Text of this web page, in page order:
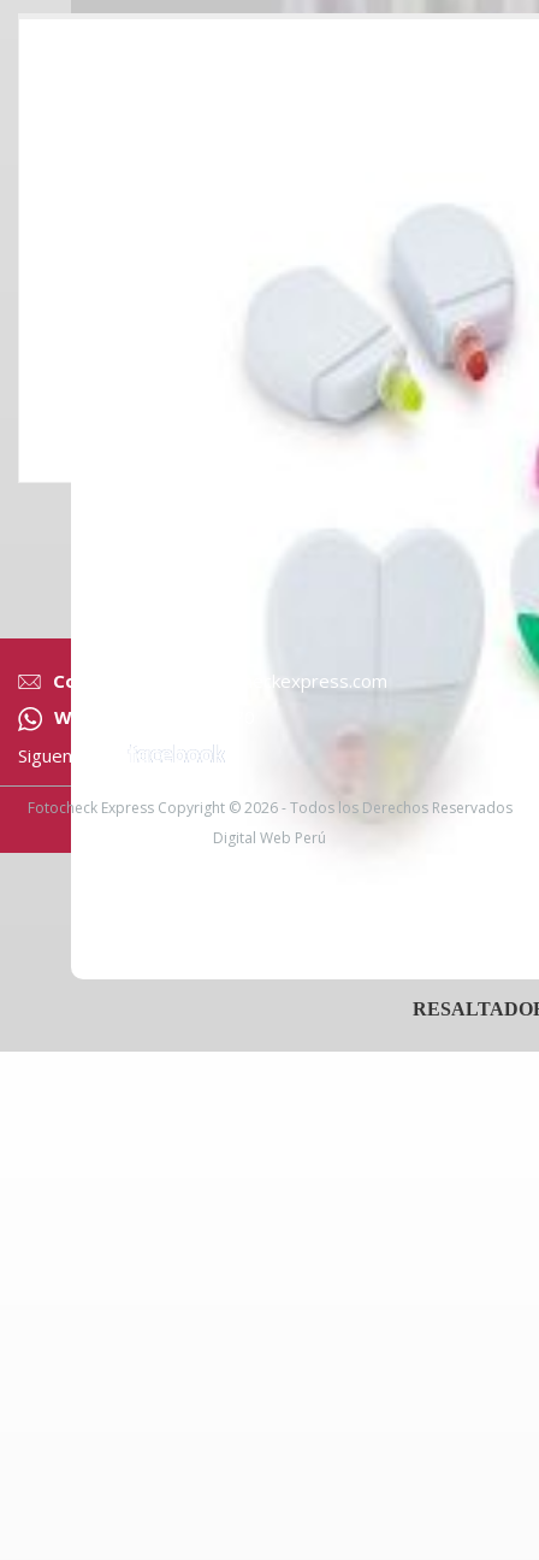
RESALTADOR 3
Correo:
ventas@fotocheckexpress.com
Whatsapp:
Siguenos en:
Fotocheck Express Copyright © 2026 - Todos los Derechos Reservados
Digital Web Perú